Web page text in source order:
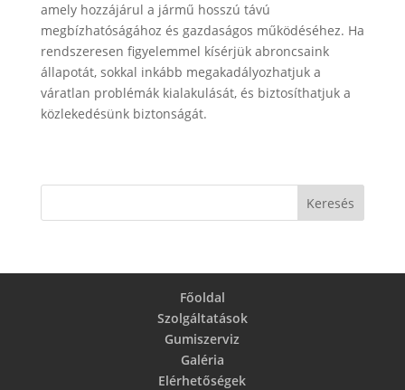
amely hozzájárul a jármű hosszú távú
megbízhatóságához és gazdaságos működéséhez. Ha
rendszeresen figyelemmel kísérjük abroncsaink
állapotát, sokkal inkább megakadályozhatjuk a
váratlan problémák kialakulását, és biztosíthatjuk a
közlekedésünk biztonságát.
Főoldal
Szolgáltatások
Gumiszerviz
Galéria
Elérhetőségek